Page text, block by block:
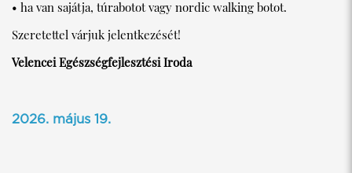
• ha van sajátja, túrabotot vagy nordic walking botot.
Szeretettel várjuk jelentkezését!
Velencei Egészségfejlesztési Iroda
2026. május 19.